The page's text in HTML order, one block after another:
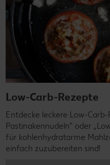
Low-Carb-Rezepte
Entdecke leckere Low-
Pastinakennudeln" oder
für kohlenhydratarme
einfach zuzubereiten sind!